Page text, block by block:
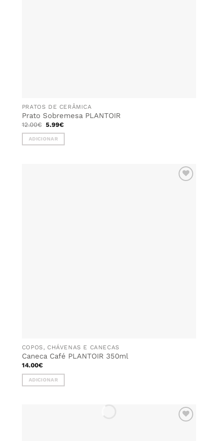
PRATOS DE CERÂMICA
Prato Sobremesa PLANTOIR
12.00€ O
original
era:
12.00€.
5.99€O
atual
5.99€.
ADICIONAR
COPOS, CHÁVENAS E CANECAS
Caneca Café PLANTOIR 350ml
14.00€
ADICIONAR